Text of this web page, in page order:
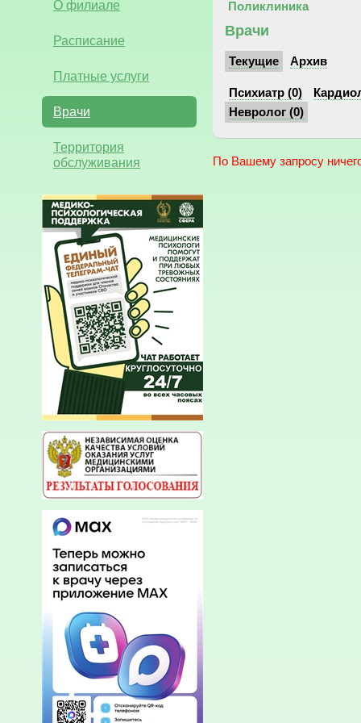
О филиале
Расписание
Платные услуги
Врачи
Территория
обслуживания
Поликлиника
Врачи
Текущие Архив
Психиатр (0)
Невролог (0)
По Вашему запросу